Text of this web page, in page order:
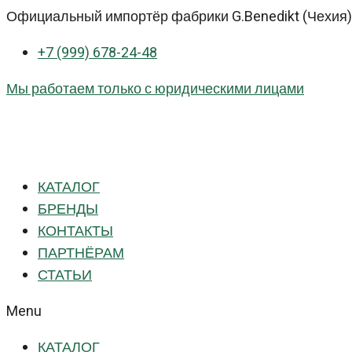
Перейти
контенту
Официальный импортёр фабрики G.Benedikt
+7 (999) 678-24-48
Мы работаем только с юридическими лицами
КАТАЛОГ
БРЕНДЫ
КОНТАКТЫ
ПАРТНЁРАМ
СТАТЬИ
Menu
КАТАЛОГ